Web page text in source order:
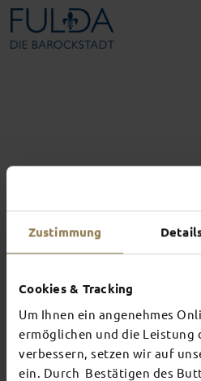
Zustimmung
Cookies & Tracking
Um Ihnen ein angenehmes
ermöglichen und die Leistung
verbessern, setzen wir auf
ein. Durch Bestätigen des
Experiences unique to
TOP